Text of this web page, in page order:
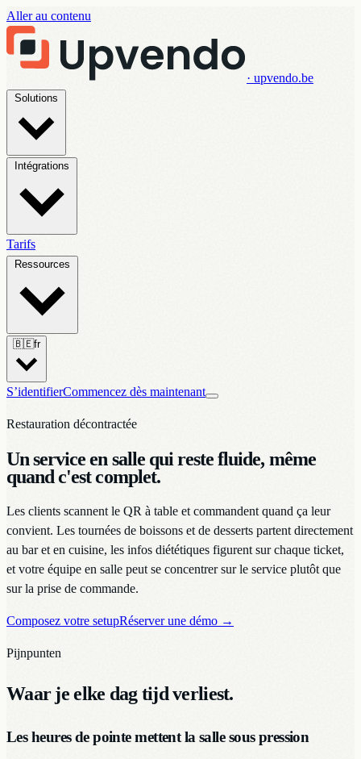
Aller au contenu
· upvendo.be
Tarifs
🇧🇪fr
S’identifierCommencez dès maintenant
Restauration décontractée
Un service en salle qui reste fluide, même
quand c'est complet.
Les clients scannent le QR à table et commandent quand ça leur
convient. Les tournées de boissons et de desserts partent directement
au bar et en cuisine, les infos diététiques figurent sur chaque ticket,
et votre équipe en salle peut se concentrer sur le service plutôt que
sur la prise de commande.
Composez votre setupRéserver une démo →
Pijnpunten
Waar je elke dag tijd verliest.
Les heures de pointe mettent la salle sous pression